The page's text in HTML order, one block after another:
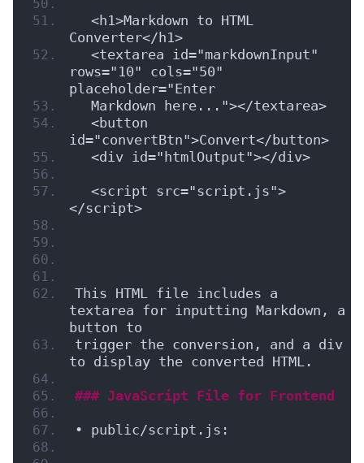
  <h1>Markdown to HTML
Converter</h1>
  <textarea id="markdownInput"
rows="10" cols="50"
placeholder="Enter
  Markdown here..."></textarea>
  <button
id="convertBtn">Convert</button>
  <div id="htmlOutput"></div>
  <script src="script.js">
</script>
This HTML file includes a
textarea for inputting Markdown, a
button to
trigger the conversion, and a div
to display the converted HTML.
### JavaScript File for Frontend
• public/script.js: